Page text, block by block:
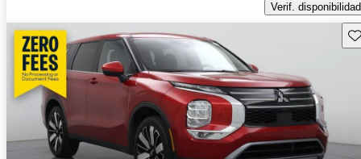
Verif. disponibilidad